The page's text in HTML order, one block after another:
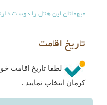
میهمانان این هتل را دوست
تاریخ اقامت
لطفا تاریخ اقامت
کرمان انتخاب نمایید .